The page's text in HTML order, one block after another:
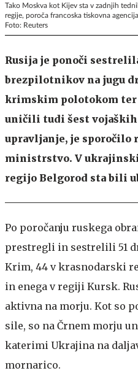
Tako Moskva kot Kijev sta v zadnjih
regije, poroča francoska tiskovna
Foto: Reuters
Rusija je ponoči
brezpilotnikov na jugu
krimskim polotokom ter
uničili tudi šest
upravljanje, je sporočilo
ministrstvo. V
regijo Belgorod sta bili
Po poročanju ruskega
prestregli in sestrelili 51
Krim, 44 v krasnodarski
in enega v regiji Kursk.
aktivna na morju. Kot so
sile, so na Črnem morju
katerimi Ukrajina na
mornarico.